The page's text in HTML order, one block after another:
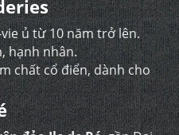
ủ từ 10 năm trở lên.
hạnh nhân.
chất cổ điển, dành cho